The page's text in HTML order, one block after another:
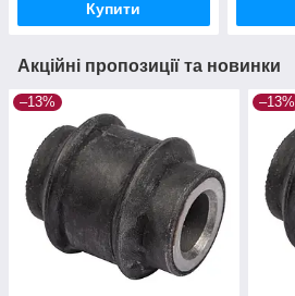
Купити
Акційні пропозиції та новинки
–13% –13%